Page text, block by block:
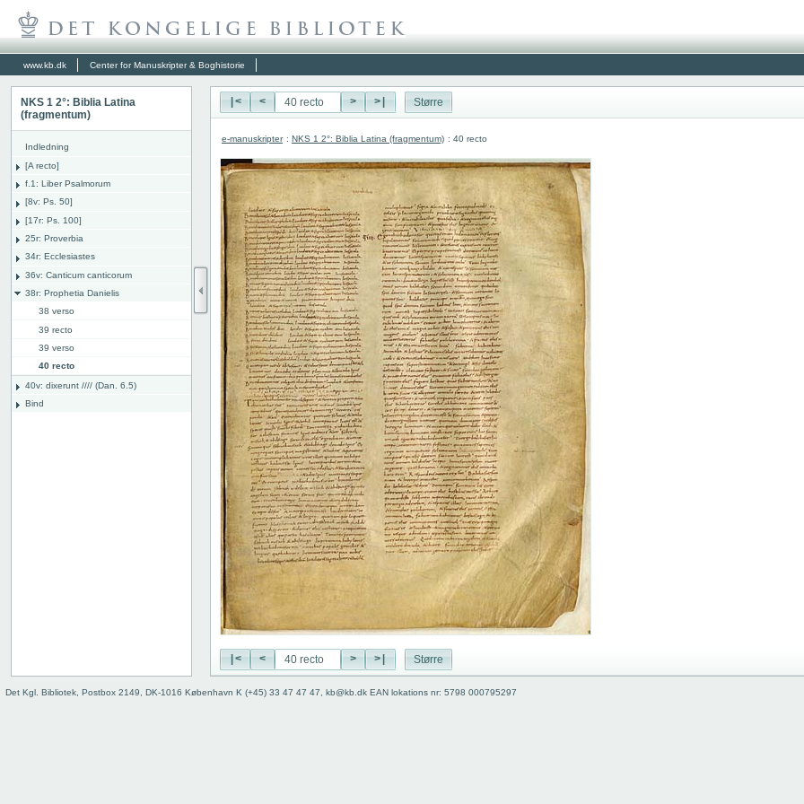
www.kb.dk Center for Manuskripter & Boghistorie
NKS 1 2°: Biblia Latina
(fragmentum)
Indledning
[A recto]
f.1: Liber Psalmorum
[8v: Ps. 50]
[17r: Ps. 100]
25r: Proverbia
34r: Ecclesiastes
36v: Canticum canticorum
38r: Prophetia Danielis
38 verso
39 recto
39 verso
40 recto
40v: dixerunt //// (Dan. 6.5)
Bind
|< < > >| Større
e-manuskripter : NKS 1 2°: Biblia Latina (fragmentum) : 40 recto
|< < > >| Større
Det Kgl. Bibliotek, Postbox 2149, DK-1016 København K (+45) 33 47 47 47, kb@kb.dk EAN lokations nr: 5798 000795297